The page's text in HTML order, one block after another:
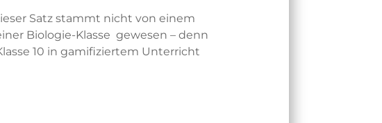
Satz stammt nicht von einem
Biologie-Klasse gewesen – denn
10 in gamifiziertem Unterricht